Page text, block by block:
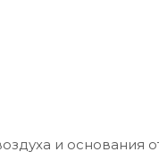
и основания